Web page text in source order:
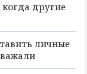
другие
личные